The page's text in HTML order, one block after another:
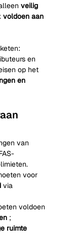
veilig
voldoen aan
en
op het
en
van
voor
via
voldoen
;
ruimte